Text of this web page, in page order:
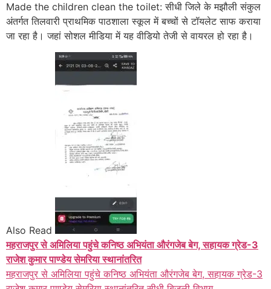
Made the children clean the toilet: सीधी जिले के मझौली संकुल
अंतर्गत तिलवारी प्राथमिक पाठशाला स्कूल में बच्चों से टॉयलेट साफ कराया
जा रहा है। जहां सोशल मीडिया में यह वीडियो तेजी से वायरल हो रहा है।
Also Read
महराजपुर से अमिलिया पहुंचे कनिष्ठ अभियंता औरंगजेब बेग, सहायक ग्रेड-3
राजेश कुमार पाण्डेय सेमरिया स्थानांतरित
महराजपुर से अमिलिया पहुंचे कनिष्ठ अभियंता औरंगजेब बेग, सहायक ग्रेड-3